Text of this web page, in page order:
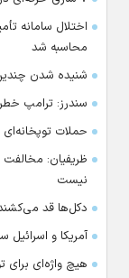
اختلال سامانه
محاسبه شد
شنیده شدن
سندرز: ترامپ
حملات
ظریفیان: مخالفت
نیست
دکل‌ها قد
آمریکا و اسرائیل
هیچ واژه‌ای